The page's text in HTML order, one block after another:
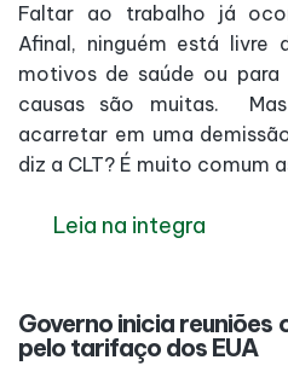
Faltar ao trabalho já
Afinal, ninguém está livre
motivos de saúde ou
causas são muitas.
acarretar em uma
diz a CLT? É muito comum
Leia na integra
Governo inicia
pelo tarifaço dos EUA